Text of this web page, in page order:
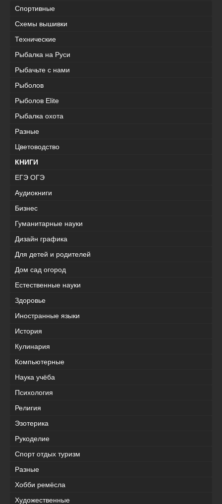
Спортивные
Схемы вышивки
Технические
Рыбалка на Руси
Рыбачьте с нами
Рыболов
Рыболов Elite
Рыбалка охота
Разные
Цветоводство
КНИГИ
ЕГЭ ОГЭ
Аудиокниги
Бизнес
Гуманитарные науки
Дизайн графика
Для детей и родителей
Дом сад огород
Естественные науки
Здоровье
Иностранные языки
История
Кулинария
Компьютерные
Наука учёба
Психология
Религия
Эзотерика
Рукоделие
Спорт отдых туризм
Разные
Хобби ремёсла
Художественные